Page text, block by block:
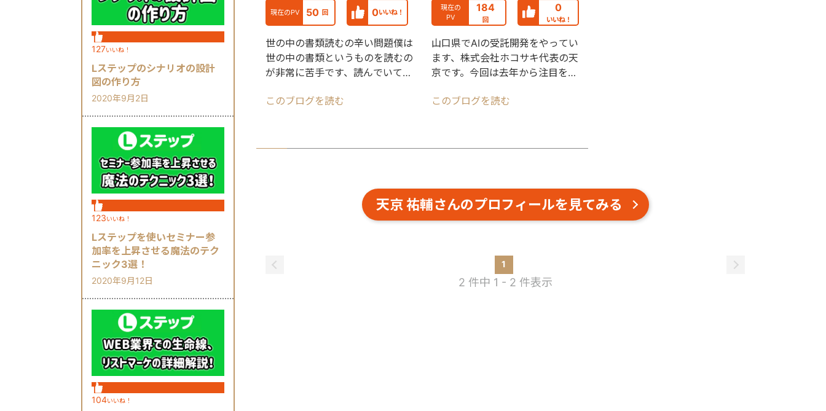
127いいね！
Lステップのシナリオの設計
図の作り方
2020年9月2日
123いいね！
Lステップを使いセミナー参
加率を上昇させる魔法のテク
ニック3選！
2020年9月12日
104いいね！
現在のPV 50 回 0いいね！
世の中の書類読むの辛い問題僕は
世の中の書類というものを読むの
が非常に苦手です、読んでいても
して、今回は新宿のや
このブログを読む
現在の
PV
184
回
0
いいね！
山口県でAIの受託開発をやってい
ます、株式会社ホコサキ代表の天
京です。今回は去年から注目を集
Dify
このブログを読む
天京 祐輔さんのプロフィールを見てみる
1
2 件中 1 - 2 件表示